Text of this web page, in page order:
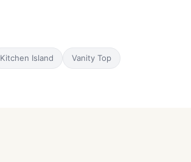
Kitchen Island Vanity Top